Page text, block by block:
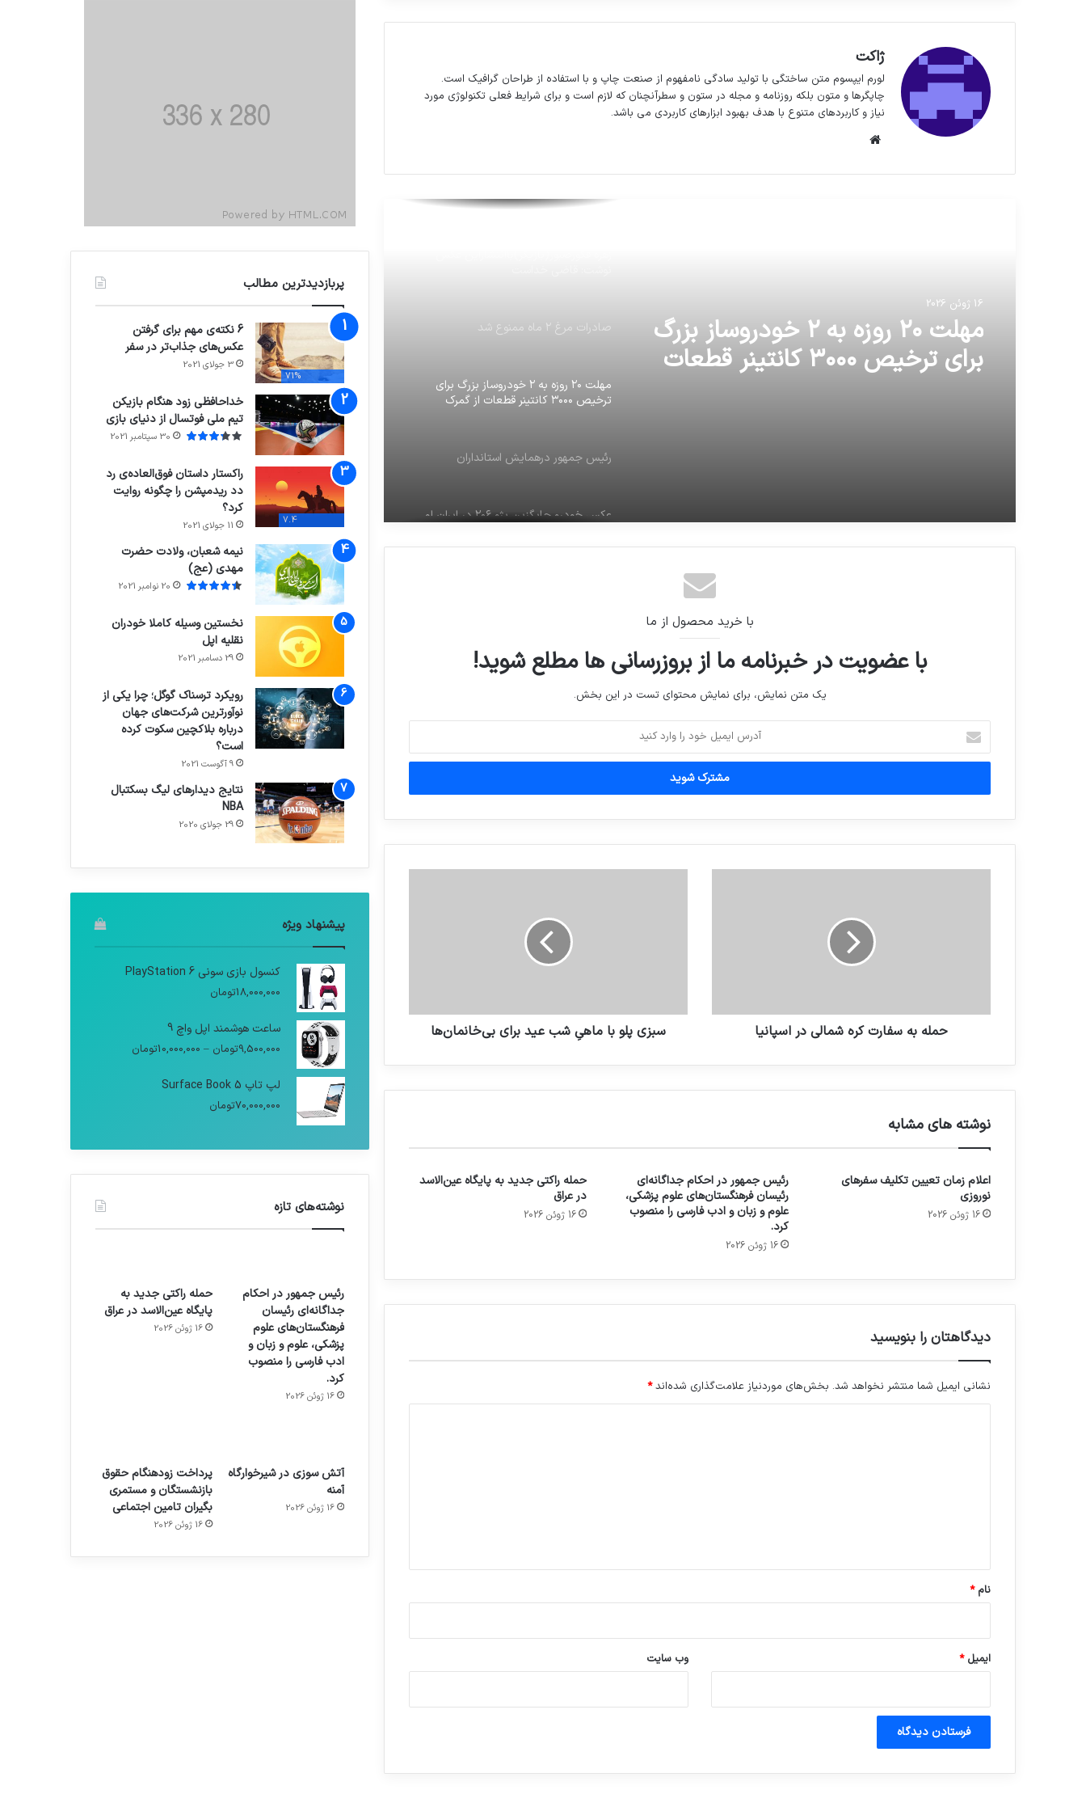
ژاکت
لورم ایپسوم متن ساختگی با تولید سادگی نامفهوم از صنعت چاپ و با استفاده از طراحان گرافیک است.
چاپگرها و متون بلکه روزنامه و مجله در ستون و سطرآنچنان که لازم است و برای شرایط فعلی تکنولوژی مورد
نیاز و کاربردهای متنوع با هدف بهبود ابزارهای کاربردی می باشد.
16 ژوئن 2026
16 ژوئن 2026
رئیس جمهور درهمایش استانداران
زهره فکورصبور(بازیگر)باانتشاراین عکس
نوشت: قاضى خداست
مهلت ۲۰ روزه به ۲ خودروساز بزرگ برای
رئیس جمهور درهمایش استانداران
عکس خودرو جایگزین پژو ۲۰۶ در ایران لو
جام‌جهانی
ترخیص ۳۰۰۰ کانتینر قطعات از گمرک
مدلی که مسئولین فیفا میان ایرانو ببرن
جام‌جهانی
با خرید محصول از ما
با عضویت در خبرنامه ما از بروزرسانی ها مطلع شوید!
یک متن نمایش، برای نمایش محتوای تست در این بخش.
آدرس
ایمیل
خود
وارد
حمله به سفارت کره شمالی در اسپانیا سبزی پلو با ماهیِ شب عید برای بی‌خانمان‌ها
نوشته های مشابه
اعلام زمان تعیین تکلیف سفرهای
نوروزی
16 ژوئن 2026
رئیس جمهور در احکام جداگانه‌ای
رئیسان فرهنگستان‌های علوم پزشکی،
علوم و زبان و ادب فارسی را منصوب
کرد.
16 ژوئن 2026
حمله راکتی جدید به پایگاه عین‌الاسد
در عراق
16 ژوئن 2026
دیدگاهتان را بنویسید
نشانی ایمیل شما منتشر نخواهد شد. بخش‌های موردنیاز علامت‌گذاری شده‌اند*
نام*
ایمیل* وب‌ سایت
پربازدیدترین مطالب
71%
6 نکته‌ی مهم برای گرفتن
عکس‌های جذاب‌تر در سفر
3 جولای 2021
خداحافظی زود هنگام بازیکن
تیم ملی فوتسال از دنیای بازی
30 سپتامبر 2021
7.4
راکستار داستان فوق‌العاده‌ی رد
دد ریدمپشن را چگونه روایت
کرد؟
11 جولای 2021
نیمه شعبان، ولادت حضرت
مهدی (عج)
20 نوامبر 2021
نخستین وسیله کاملا خودران
نقلیه اپل
29 دسامبر 2021
رویکرد ترسناک گوگل؛ چرا یکی از
نوآورترین شرکت‌های جهان
درباره بلاکچین سکوت کرده
است؟
9 آگوست 2021
نتایج دیدار‌های لیگ بسکتبال
NBA
29 جولای 2020
پیشنهاد ویژه
کنسول بازی سونی PlayStation 6
18,000,000تومان
ساعت هوشمند اپل واچ 9
9,500,000تومان –
10,000,000تومان
لپ تاپ Surface Book 5
70,000,000تومان
نوشته‌های تازه
رئیس جمهور در احکام
جداگانه‌ای رئیسان
فرهنگستان‌های علوم
پزشکی، علوم و زبان و
ادب فارسی را منصوب
کرد.
16 ژوئن 2026
حمله راکتی جدید به
پایگاه عین‌الاسد در عراق
16 ژوئن 2026
آتش سوزی در شیرخوارگاه
آمنه
16 ژوئن 2026
پرداخت زودهنگام حقوق
بازنشستگان و مستمری
بگیران تامین اجتماعی
16 ژوئن 2026
آماده برای کشف